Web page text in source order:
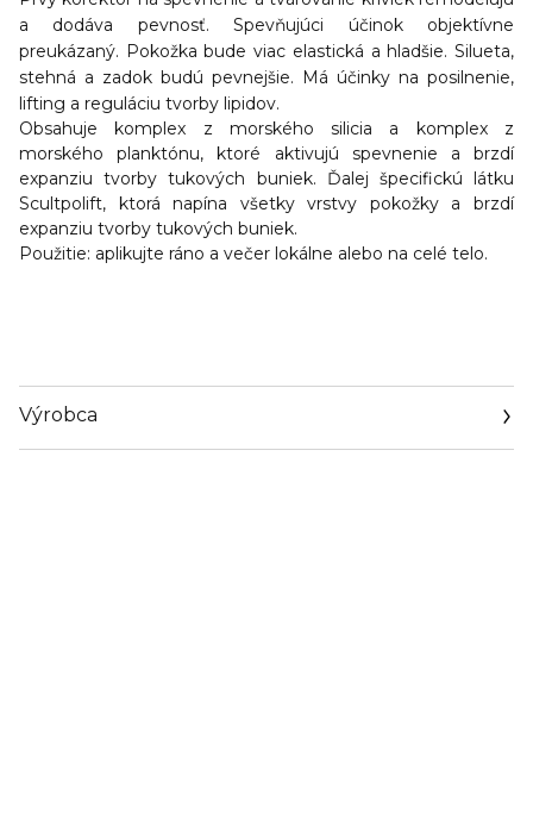
a dodáva pevnosť. Spevňujúci účinok objektívne
preukázaný. Pokožka bude viac elastická a hladšie. Silueta,
stehná a zadok budú pevnejšie. Má účinky na posilnenie,
lifting a reguláciu tvorby lipidov.
Obsahuje komplex z morského silicia a komplex z
morského planktónu, ktoré aktivujú spevnenie a brzdí
expanziu tvorby tukových buniek. Ďalej špecifickú látku
Scultpolift, ktorá napína všetky vrstvy pokožky a brzdí
expanziu tvorby tukových buniek.
Použitie: aplikujte ráno a večer lokálne alebo na celé telo.
Výrobca